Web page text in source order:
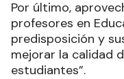
Por último,
profesores en
predisposición y
mejorar la calidad
estudiantes”.